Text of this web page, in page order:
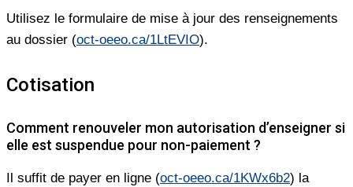
Utilisez le formulaire de mise à jour des renseignements
au dossier (oct-oeeo.ca/1LtEVIO).
Cotisation
Comment renouveler mon autorisation d’enseigner si
elle est suspendue pour non-paiement ?
Il suffit de payer en ligne (oct-oeeo.ca/1KWx6b2) la